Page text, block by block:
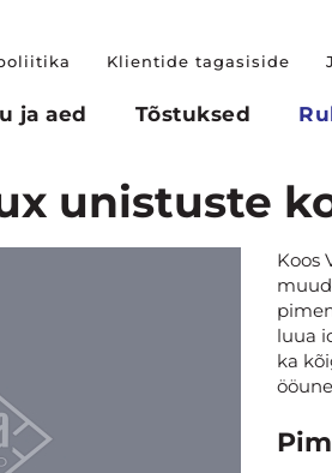
Klientide tagasiside
ja aed Tõstuksed
unistuste
Koos
luua
ka